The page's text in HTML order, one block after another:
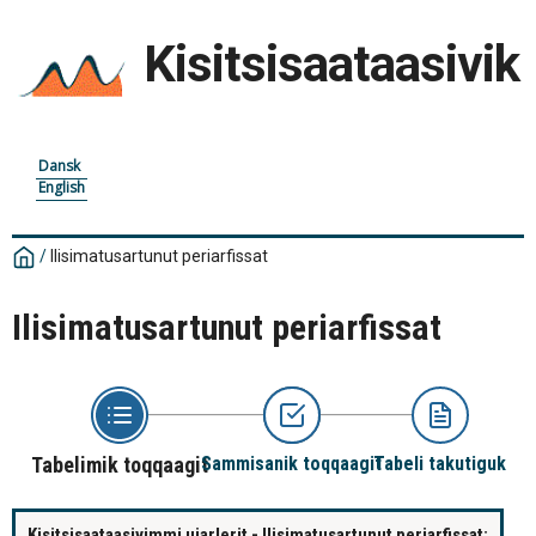
Kisitsisaataasivik
Dansk
English
/ Ilisimatusartunut periarfissat
Ilisimatusartunut periarfissat
Tabelimik toqqaagitSammisanik toqqaagitTabeli takutiguk